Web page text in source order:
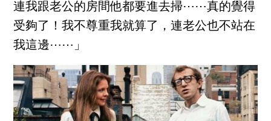
連我跟老公的房間他都要進去掃⋯⋯真的覺得
受夠了！我不尊重我就算了，連老公也不站在
我這邊⋯⋯」